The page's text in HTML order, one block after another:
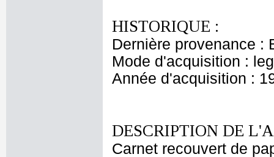
HISTORIQUE :
Dernière provenance :
Mode d'acquisition :
Année d'acquisition :
DESCRIPTION DE
Carnet recouvert de